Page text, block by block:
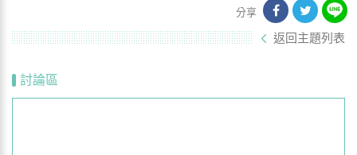
分享
返回主題列表
討論區